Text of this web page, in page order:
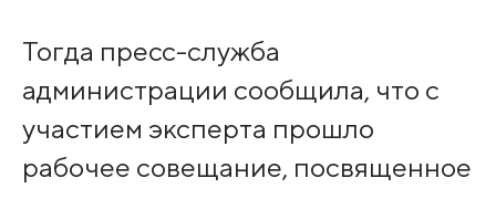
Тогда пресс-служба
администрации сообщила, что с
участием эксперта прошло
рабочее совещание, посвященное